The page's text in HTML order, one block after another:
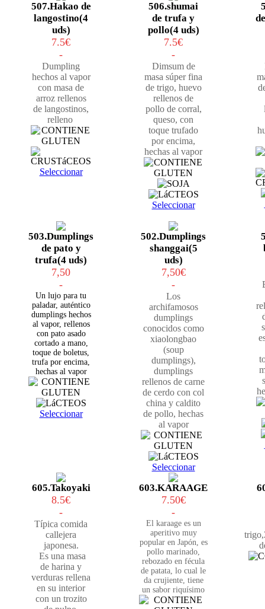
507.Hakao de
langostino(4
uds)
7.5€
-
Dumpling
hechos al vapor
con masa de
arroz rellenos
de langostinos,
relleno
Seleccionar
506.shumai
de trufa y
pollo(4 uds)
7.5€
-
Dimsum de
masa súper fina
de trigo, huevo
rellenos de
pollo de corral,
queso, con
toque trufado
por encima,
hechas al vapor
Seleccionar
503.Dumplings
de pato y
trufa(4 uds)
7,50
-
Un lujo para tu
paladar, auténtico
dumplings hechos
al vapor, rellenos
con pato asado
cortado a mano,
toque de boletus,
trufa por encima,
hechas al vapor
Seleccionar
502.Dumplings
shanggai(5
uds)
7,50€
-
Los
archifamosos
dumplings
conocidos como
xiaolongbao
(soup
dumplings),
dumplings
rellenos de carne
de cerdo con col
china y caldito
de pollo, hechas
al vapor
Seleccionar
605.Takoyaki
8.5€
-
Típica comida
callejera
japonesa.
Es una masa
de harina y
verduras rellena
en su interior
con un trozito
603.KARAAGE
7.50€
-
El karaage es un
aperitivo muy
popular en Japón, es
pollo marinado,
rebozado en fécula
de patata, lo cual le
da crujiente, tiene
un sabor riquísimo